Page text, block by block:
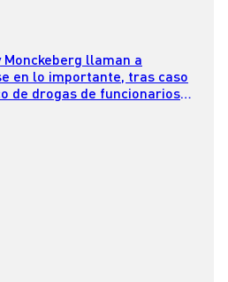
Monckeberg llaman a
en lo importante, tras caso
de drogas de funcionarios